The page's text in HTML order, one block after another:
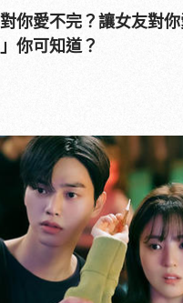
你愛不完？讓女友對
你可知道？